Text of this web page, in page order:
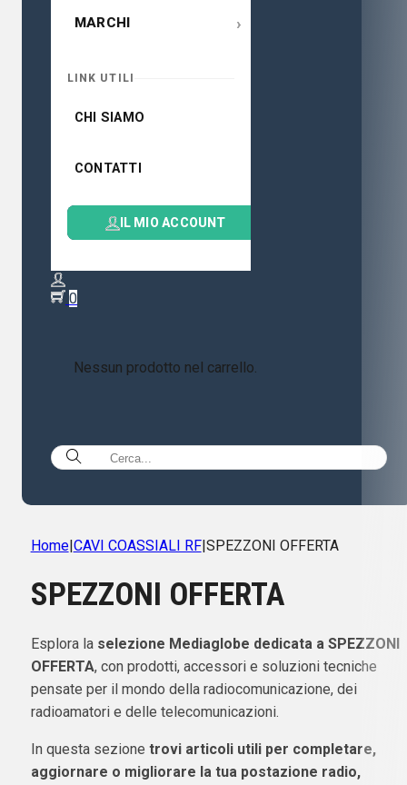
MARCHI ›
LINK UTILI
CHI SIAMO
CONTATTI
IL MIO ACCOUNT
0
Nessun prodotto nel carrello.
Home| CAVI COASSIALI RF| SPEZZONI OFFERTA
SPEZZONI OFFERTA
Esplora la selezione Mediaglobe dedicata a SPEZZONI
OFFERTA, con prodotti, accessori e soluzioni tecniche
pensate per il mondo della radiocomunicazione, dei
radioamatori e delle telecomunicazioni.
In questa sezione trovi articoli utili per completare,
aggiornare o migliorare la tua postazione radio,